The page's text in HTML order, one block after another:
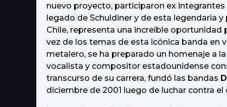
nuevo proyecto, participaron ex integrantes
legado de Schuldiner y de esta legendaria
Chile, representa una increíble
vez de los temas de esta icónica banda en
metalero, se ha preparado un homenaje a
vocalista y compositor estadounidense
transcurso de su carrera, fundó las bandas
diciembre de 2001 luego de luchar contra el